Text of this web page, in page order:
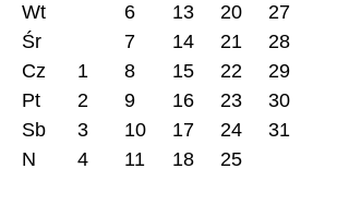
Wt
6 13 20
27
Śr
7 14 21
28
Cz
1 8 15 22
29
Pt
2 9 16 23
30
Sb
3 10 17 24
31
N
4 11 18 25